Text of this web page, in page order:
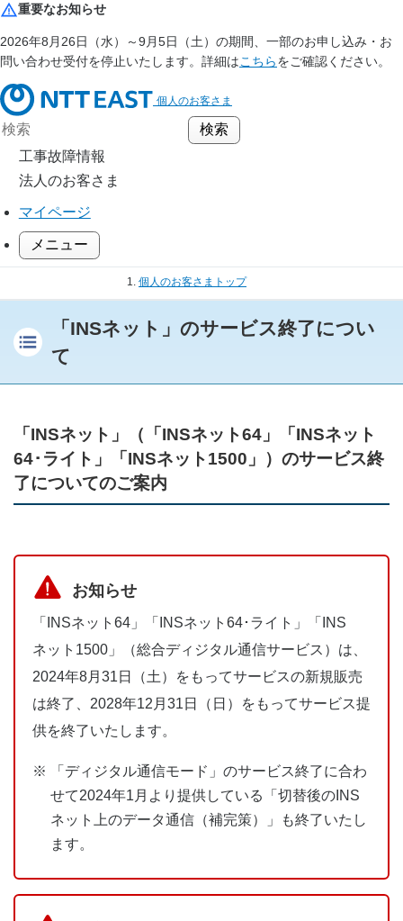
重要なお知らせ
2026年8月26日（水）～9月5日（土）の期間、一部のお申し込み・お
問い合わせ受付を停止いたします。詳細はこちらをご確認ください。
個人のお客さま
工事故障情報
法人のお客さま
マイページ
メニュー
個人のお客さまトップ
「INSネット」のサービス終了につい
て
「INSネット」（「INSネット64」「INSネット
64･ライト」「INSネット1500」）のサービス終
了についてのご案内
お知らせ
「INSネット64」「INSネット64･ライト」「INS
ネット1500」（総合ディジタル通信サービス）は、
2024年8月31日（土）をもってサービスの新規販売
は終了、2028年12月31日（日）をもってサービス提
供を終了いたします。
※
「ディジタル通信モード」のサービス終了に合わ
せて2024年1月より提供している「切替後のINS
ネット上のデータ通信（補完策）」も終了いたし
ます。